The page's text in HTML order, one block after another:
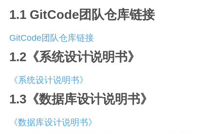
1.1 GitCode团队仓库链接
GitCode团队仓库链接
1.2《系统设计说明书》
《系统设计说明书》
1.3《数据库设计说明书》
《数据库设计说明书》